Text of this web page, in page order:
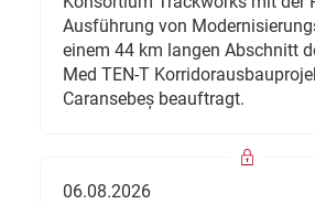
Ausführung von
einem 44 km langen Abschnitt
Med TEN-T
Caransebeș beauftragt.
06.08.2026